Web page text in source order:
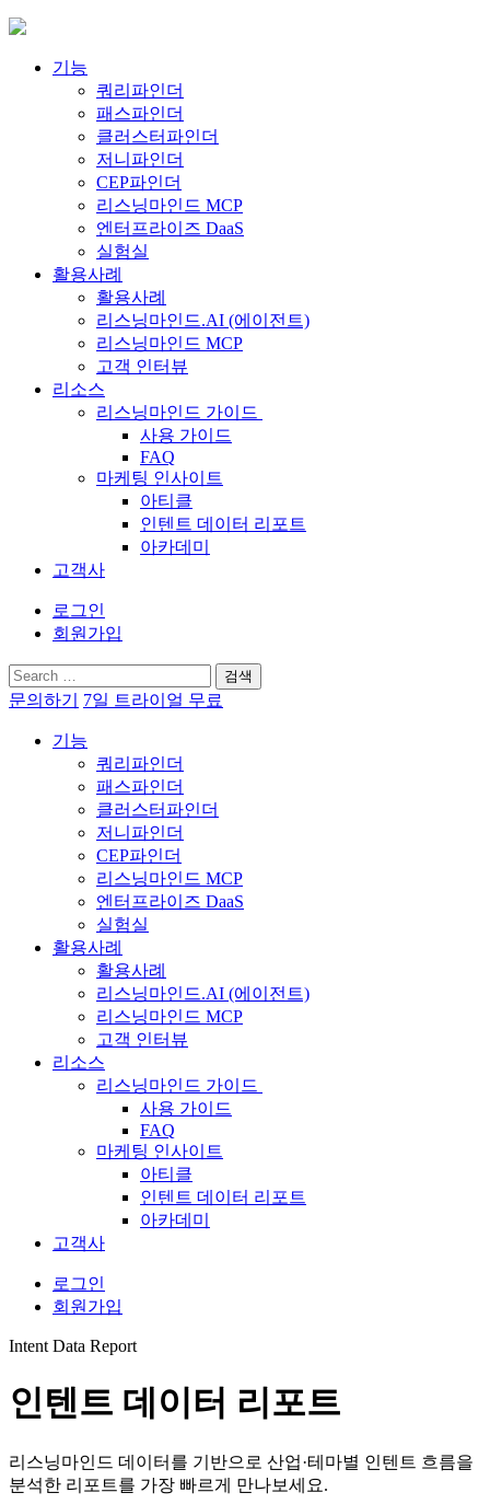
Skip
content기능
쿼리파인더
패스파인더
클러스터파인더
저니파인더
CEP파인더
리스닝마인드 MCP
엔터프라이즈 DaaS
실험실
활용사례
활용사례
리스닝마인드.AI (에이전트)
리스닝마인드 MCP
고객 인터뷰
리소스
리스닝마인드 가이드
사용 가이드
FAQ
마케팅 인사이트
아티클
인텐트 데이터 리포트
아카데미
고객사
로그인
회원가입
검
색:
문의하기 7일 트라이얼 무료
기능
쿼리파인더
패스파인더
클러스터파인더
저니파인더
CEP파인더
리스닝마인드 MCP
엔터프라이즈 DaaS
실험실
활용사례
활용사례
리스닝마인드.AI (에이전트)
리스닝마인드 MCP
고객 인터뷰
리소스
리스닝마인드 가이드
사용 가이드
FAQ
마케팅 인사이트
아티클
인텐트 데이터 리포트
아카데미
고객사
로그인
회원가입
Intent Data Report
인텐트 데이터 리포트
리스닝마인드 데이터를 기반으로 산업·테마별 인텐트 흐름을
분석한 리포트를 가장 빠르게 만나보세요.